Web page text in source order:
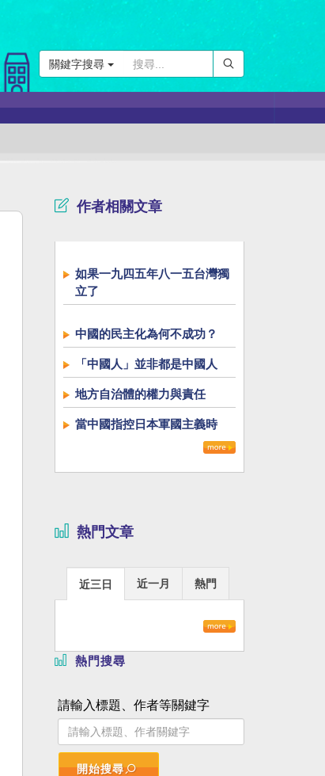
關鍵字搜尋
作者相關文章
如果一九四五年八一五台灣獨
立了
中國的民主化為何不成功？
「中國人」並非都是中國人
地方自治體的權力與責任
當中國指控日本軍國主義時
熱門文章
近三日 近一月 熱門
熱門搜尋
請輸入標題、作者等關鍵字
開始搜尋